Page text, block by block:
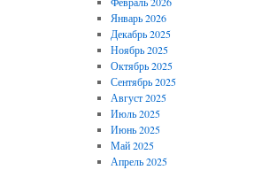
Январь 2026
Декабрь 2025
Ноябрь 2025
Октябрь 2025
Сентябрь 2025
Август 2025
Июль 2025
Июнь 2025
Май 2025
Апрель 2025